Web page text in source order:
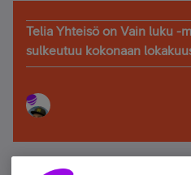
Telia Yhteisö on Vain luku -
sulkeutuu kokonaan